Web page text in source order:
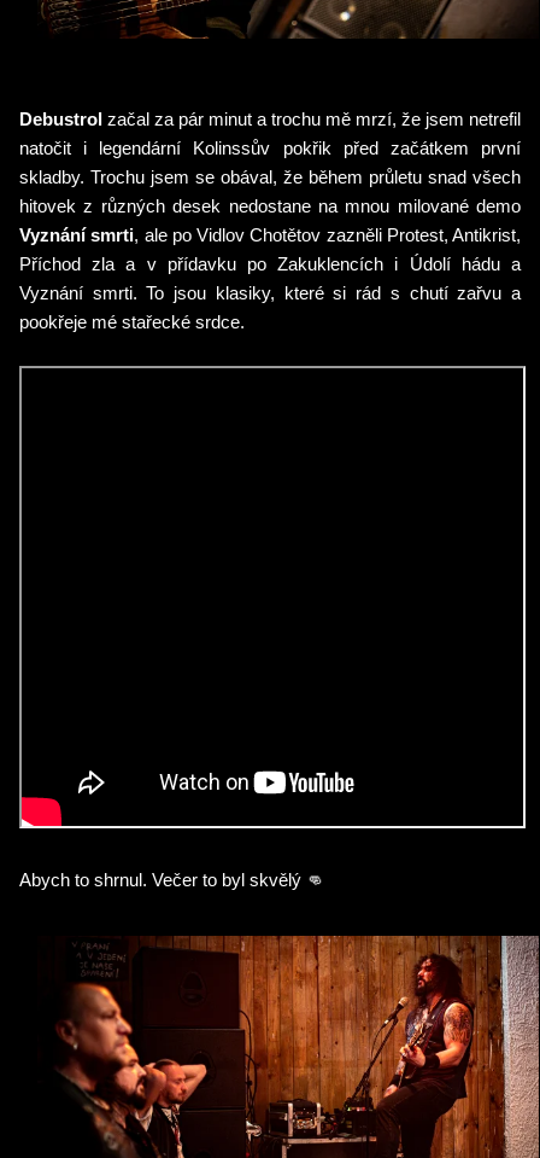
Debustrol začal za pár minut a trochu mě mrzí, že jsem netrefil
natočit i legendární Kolinssův pokřik před začátkem první
skladby. Trochu jsem se obával, že během průletu snad všech
hitovek z různých desek nedostane na mnou milované demo
Vyznání smrti, ale po Vidlov Chotětov zazněli Protest, Antikrist,
Příchod zla a v přídavku po Zakuklencích i Údolí hádu a
Vyznání smrti. To jsou klasiky, které si rád s chutí zařvu a
pookřeje mé stařecké srdce.
Abych to shrnul. Večer to byl skvělý 👊